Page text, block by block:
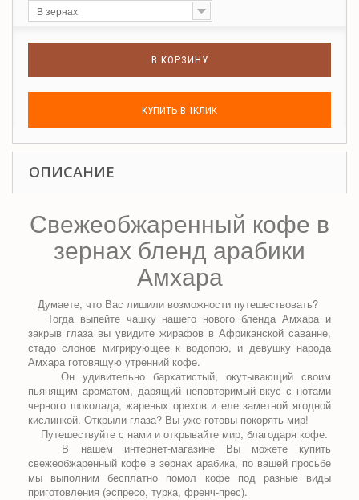
В зернах
В КОРЗИНУ
КУПИТЬ В 1КЛИК
ОПИСАНИЕ
Свежеобжаренный кофе в
зернах бленд арабики
Амхара
Думаете, что Вас лишили возможности путешествовать?
Тогда выпейте чашку нашего нового бленда Амхара и
закрыв глаза вы увидите жирафов в Африканской саванне,
стадо слонов мигрирующее к водопою, и девушку народа
Амхара готовящую утренний кофе.
Он удивительно бархатистый, окутывающий своим
пьянящим ароматом, дарящий неповторимый вкус с нотами
черного шоколада, жареных орехов и еле заметной ягодной
кислинкой. Открыли глаза? Вы уже готовы покорять мир!
Путешествуйте с нами и открывайте мир, благодаря кофе.
В нашем интернет-магазине Вы можете купить
свежеобжаренный кофе в зернах арабика, по вашей просьбе
мы выполним бесплатно помол кофе под разные виды
приготовления (эспресо, турка, френч-прес).